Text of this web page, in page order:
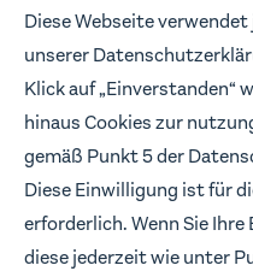
Diese Webseite
unserer
Klick auf „Einverstanden“
hinaus Cookies zur
gemäß Punkt 5 der
Diese Einwilligung ist für
erforderlich. Wenn Sie
diese jederzeit wie unter
Wir freuen uns,